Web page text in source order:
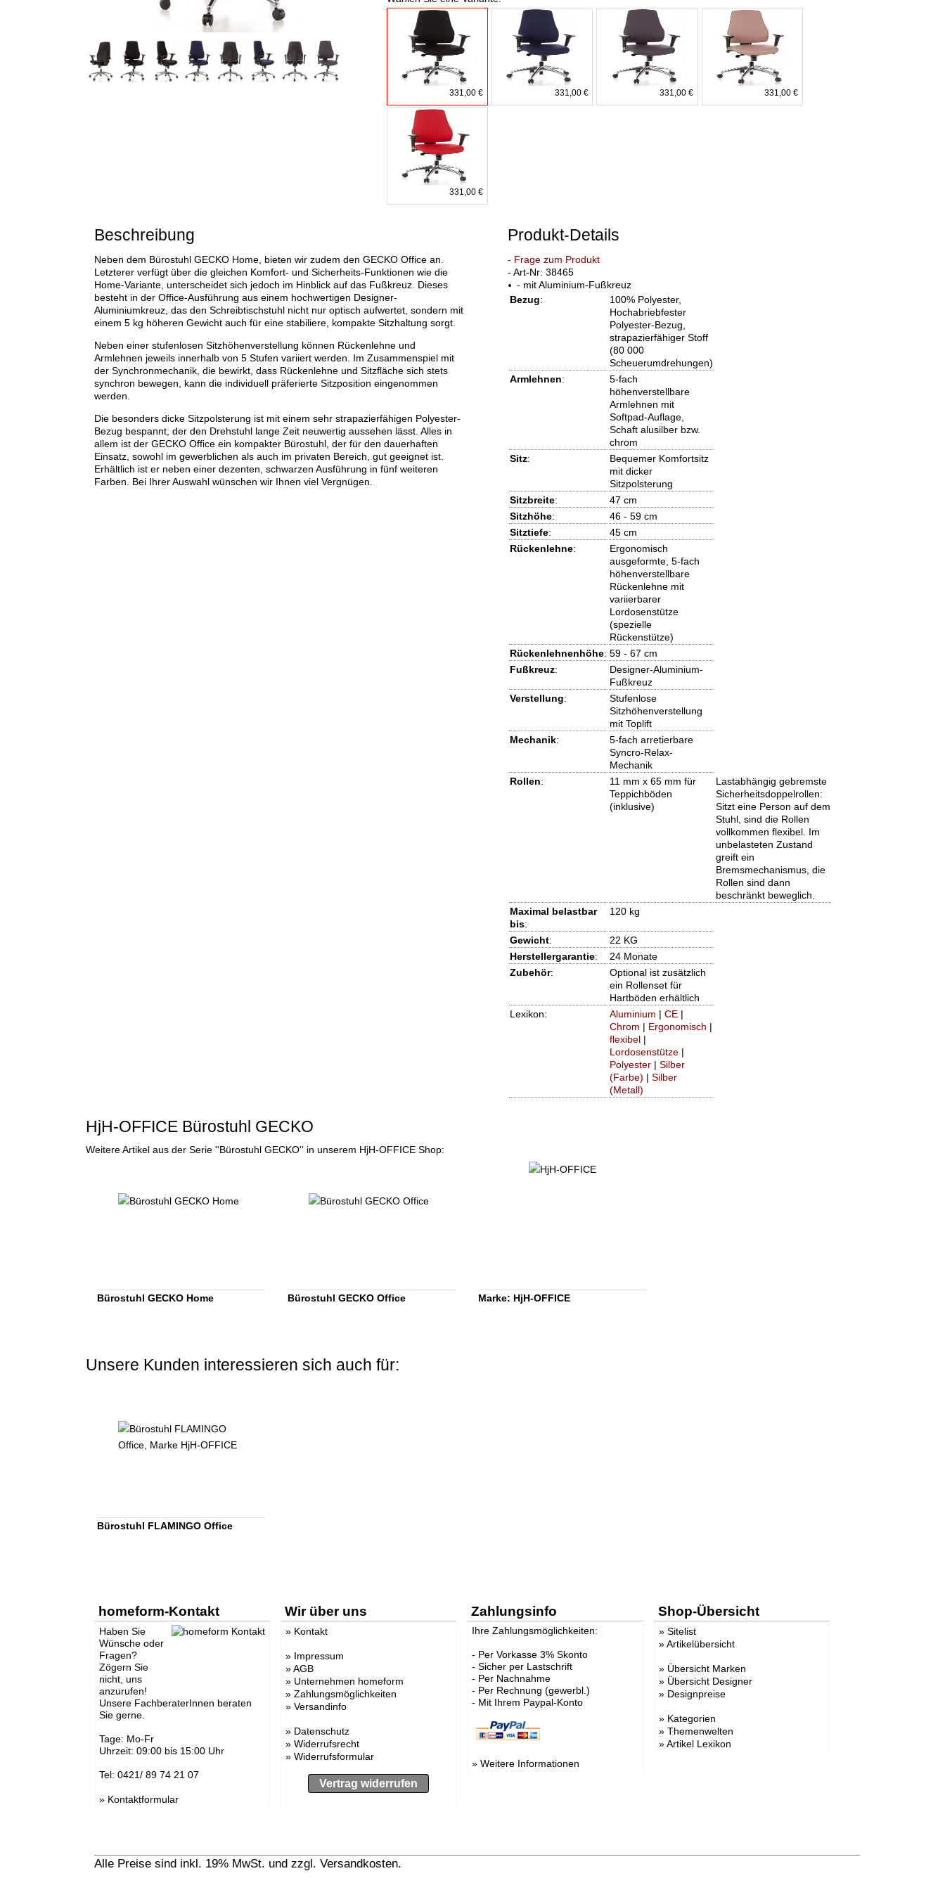
331,00 € 331,00 € 331,00 € 331,00 €
331,00 €
Beschreibung
Neben dem Bürostuhl GECKO Home, bieten wir zudem den GECKO Office an.
Letzterer verfügt über die gleichen Komfort- und Sicherheits-Funktionen wie die
Home-Variante, unterscheidet sich jedoch im Hinblick auf das Fußkreuz. Dieses
besteht in der Office-Ausführung aus einem hochwertigen Designer-
Aluminiumkreuz, das den Schreibtischstuhl nicht nur optisch aufwertet, sondern mit
einem 5 kg höheren Gewicht auch für eine stabiliere, kompakte Sitzhaltung sorgt.
Neben einer stufenlosen Sitzhöhenverstellung können Rückenlehne und
Armlehnen jeweils innerhalb von 5 Stufen variiert werden. Im Zusammenspiel mit
der Synchronmechanik, die bewirkt, dass Rückenlehne und Sitzfläche sich stets
synchron bewegen, kann die individuell präferierte Sitzposition eingenommen
werden.
Die besonders dicke Sitzpolsterung ist mit einem sehr strapazierfähigen Polyester-
Bezug bespannt, der den Drehstuhl lange Zeit neuwertig aussehen lässt. Alles in
allem ist der GECKO Office ein kompakter Bürostuhl, der für den dauerhaften
Einsatz, sowohl im gewerblichen als auch im privaten Bereich, gut geeignet ist.
Erhältlich ist er neben einer dezenten, schwarzen Ausführung in fünf weiteren
Farben. Bei Ihrer Auswahl wünschen wir Ihnen viel Vergnügen.
Produkt-Details
- Frage zum Produkt
- Art-Nr: 38465
- mit Aluminium-Fußkreuz
Bezug:
100% Polyester,
Hochabriebfester
Polyester-Bezug,
strapazierfähiger Stoff
(80 000
Scheuerumdrehungen)
Armlehnen:
5-fach
höhenverstellbare
Armlehnen mit
Softpad-Auflage,
Schaft alusilber bzw.
chrom
Sitz:
Bequemer Komfortsitz
mit dicker
Sitzpolsterung
Sitzbreite:
47 cm
Sitzhöhe:
46 - 59 cm
Sitztiefe:
45 cm
Rückenlehne:
Ergonomisch
ausgeformte, 5-fach
höhenverstellbare
Rückenlehne mit
variierbarer
Lordosenstütze
(spezielle
Rückenstütze)
Rückenlehnenhöhe: 59 - 67 cm
Fußkreuz:
Designer-Aluminium-
Fußkreuz
Verstellung:
Stufenlose
Sitzhöhenverstellung
mit Toplift
Mechanik:
5-fach arretierbare
Syncro-Relax-
Mechanik
Rollen:
11 mm x 65 mm für
Teppichböden
(inklusive)
Lastabhängig gebremste
Sicherheitsdoppelrollen:
Sitzt eine Person auf dem
Stuhl, sind die Rollen
vollkommen flexibel. Im
unbelasteten Zustand
greift ein
Bremsmechanismus, die
Rollen sind dann
beschränkt beweglich.
Maximal belastbar
bis:
120 kg
Gewicht:
22 KG
Herstellergarantie:
24 Monate
Zubehör:
Optional ist zusätzlich
ein Rollenset für
Hartböden erhältlich
Lexikon:
Aluminium | CE|
Chrom | Ergonomisch |
flexibel|
Lordosenstütze|
Polyester| Silber
(Farbe) | Silber
(Metall)
HjH-OFFICE Bürostuhl GECKO
Weitere Artikel aus der Serie ''Bürostuhl GECKO'' in unserem HjH-OFFICE Shop:
Bürostuhl GECKO Home Bürostuhl GECKO Office Marke: HjH-OFFICE
Unsere Kunden interessieren sich auch für:
Bürostuhl FLAMINGO Office
homeform-Kontakt
Haben Sie
Wünsche oder
Fragen?
Zögern Sie
nicht, uns
anzurufen!
Unsere FachberaterInnen beraten
Sie gerne.
Tage: Mo-Fr
Uhrzeit: 09:00 bis 15:00 Uhr
Tel: 0421/ 89 74 21 07
» Kontaktformular
Wir über uns
» Kontakt
» Impressum
»AGB
» Unternehmen homeform
» Zahlungsmöglichkeiten
» Versandinfo
» Datenschutz
» Widerrufsrecht
» Widerrufsformular
Vertrag widerrufen
Zahlungsinfo
Ihre Zahlungsmöglichkeiten:
- Per Vorkasse 3% Skonto
- Sicher per Lastschrift
- Per Nachnahme
- Per Rechnung (gewerbl.)
- Mit Ihrem Paypal-Konto
»Weitere Informationen
Shop-Übersicht
» Sitelist
»Artikelübersicht
» Übersicht Marken
» Übersicht Designer
» Designpreise
» Kategorien
» Themenwelten
»Artikel Lexikon
Alle Preise sind inkl. 19% MwSt. und zzgl. Versandkosten.